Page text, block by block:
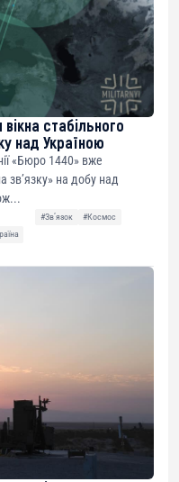
стабільного
над Україною
«Бюро 1440» вже
на добу над
#Звʼязок
#Космос